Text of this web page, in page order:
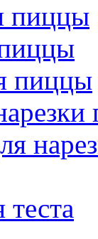
пиццы
пиццы